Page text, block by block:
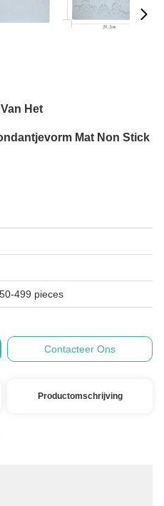
Het
Mat Non Stick
499 pieces
Contacteer Ons
Productomschrijving